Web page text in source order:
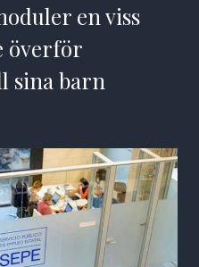
en viss
överför
sina barn